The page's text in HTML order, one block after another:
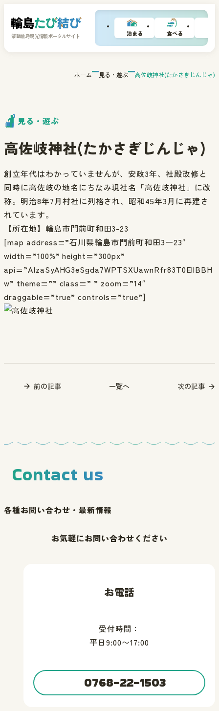
能登輪島観光情報ポータルサイト 泊まる 食べる
ホーム 見る・遊ぶ 高佐岐神社(たかさぎじんじゃ)
見る・遊ぶ
高佐岐神社(たかさぎじんじゃ)
創立年代はわかっていませんが、安政3年、社殿改修と
同時に高佐岐の地名にちなみ現社名「高佐岐神社」に改
称。明治8年7月村社に列格され、昭和45年3月に再建さ
れています。
【所在地】輪島市門前町和田3-23
[map address=”石川県輪島市門前町和田3ー23″
width=”100%” height=”300px”
api=”AIzaSyAHG3eSgda7WPTSXUawnRfr83T0EllBBH
w” theme=”” class=” ” zoom=”14″
draggable=”true” controls=”true”]
前の記事 一覧へ 次の記事
Contact us
各種お問い合わせ・最新情報
お気軽にお問い合わせください
お電話
受付時間：
平日9:00〜17:00
0768-22-1503